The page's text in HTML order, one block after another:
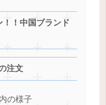
！中国ブランド
注文
の様子